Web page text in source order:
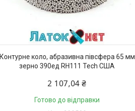
Контурне коло, абразивна півсфера 65 мм
зерно 390ед RH111 Tech США
2 107,04 ₴
Готово до відправки